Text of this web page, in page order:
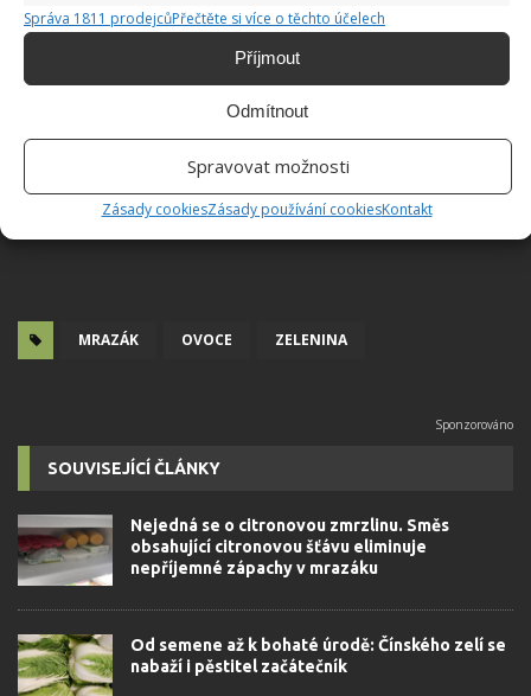
Správa 1811 prodejcůPřečtěte si více o těchto účelech
Příjmout
Odmítnout
Spravovat možnosti
Zásady cookiesZásady používání cookiesKontakt
MRAZÁK OVOCE ZELENINA
SOUVISEJÍCÍ ČLÁNKY
Nejedná se o citronovou zmrzlinu. Směs
obsahující citronovou šťávu eliminuje
nepříjemné zápachy v mrazáku
Od semene až k bohaté úrodě: Čínského zelí se
nabaží i pěstitel začátečník